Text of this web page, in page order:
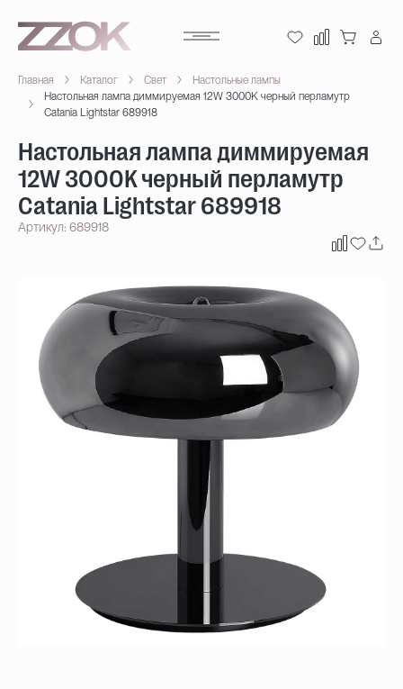
Главная Каталог Свет
Настольные лампы
Настольная лампа диммируемая 12W 3000K черный перламутр
Catania Lightstar 689918
Настольная лампа диммируемая
12W 3000K черный перламутр
Catania Lightstar 689918
Артикул: 689918